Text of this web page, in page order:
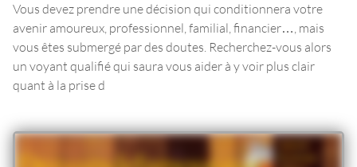
Vous devez prendre une décision qui conditionnera votre
avenir amoureux, professionnel, familial, financier…, mais
vous êtes submergé par des doutes. Recherchez-vous alors
un voyant qualifié qui saura vous aider à y voir plus clair
quant à la prise d